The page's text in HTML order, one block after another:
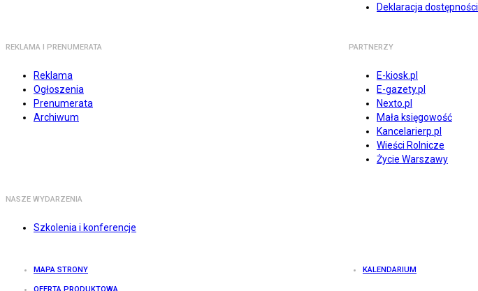
Deklaracja dostępności
REKLAMA I PRENUMERATA
Reklama
Ogłoszenia
Prenumerata
Archiwum
PARTNERZY
E-kiosk.pl
E-gazety.pl
Nexto.pl
Mała księgowość
Kancelarierp.pl
Wieści Rolnicze
Życie Warszawy
NASZE WYDARZENIA
Szkolenia i konferencje
MAPA STRONY KALENDARIUM